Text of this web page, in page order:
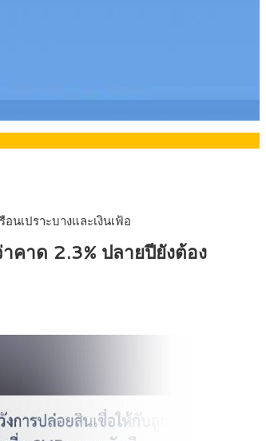
เปราะบางและเงินเฟ้อ
คาด 2.3% ปลายปียังต้อง